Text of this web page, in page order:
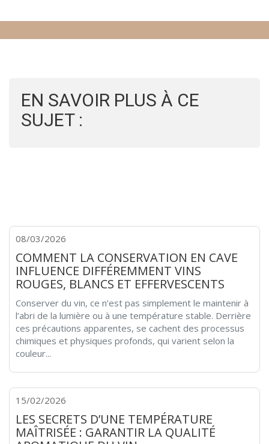
EN SAVOIR PLUS À CE
SUJET :
08/03/2026
COMMENT LA CONSERVATION EN CAVE
INFLUENCE DIFFÉREMMENT VINS
ROUGES, BLANCS ET EFFERVESCENTS
Conserver du vin, ce n’est pas simplement le maintenir à
l’abri de la lumière ou à une température stable. Derrière
ces précautions apparentes, se cachent des processus
chimiques et physiques profonds, qui varient selon la
couleur...
15/02/2026
LES SECRETS D’UNE TEMPÉRATURE
MAÎTRISÉE : GARANTIR LA QUALITÉ